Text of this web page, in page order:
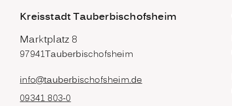
Kreisstadt Tauberbischofsheim
Marktplatz 8
97941Tauberbischofsheim
info@tauberbischofsheim.de
09341 803-0